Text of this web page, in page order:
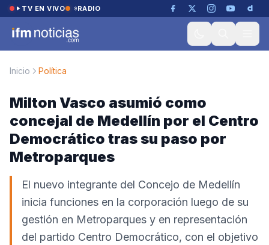
Saltar al contenido
TV EN VIVO RADIO
Inicio Política
Milton Vasco asumió como
concejal de Medellín por el Centro
Democrático tras su paso por
Metroparques
El nuevo integrante del Concejo de Medellín
inicia funciones en la corporación luego de su
gestión en Metroparques y en representación
del partido Centro Democrático, con el objetivo